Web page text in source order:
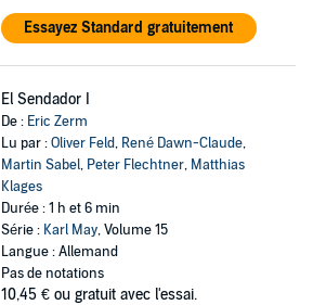
Essayez Standard gratuitement
El Sendador I
De : Eric Zerm
Lu par :Oliver Feld, René Dawn-Claude,
Martin Sabel, Peter Flechtner, Matthias
Klages
Durée : 1 h et 6 min
Série : Karl May, Volume 15
Langue : Allemand
Pas de notations
10,45 € ou gratuit avec l'essai.